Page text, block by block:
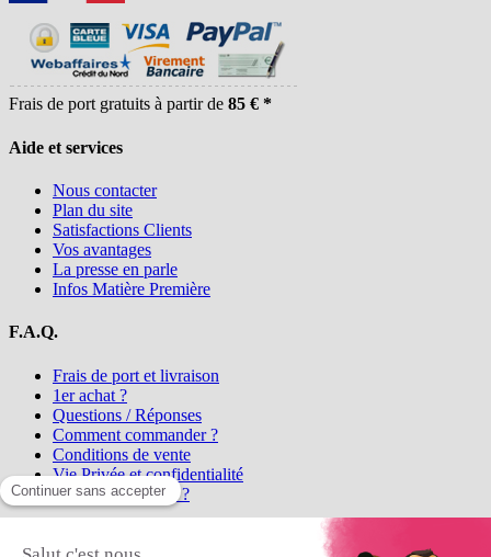
Frais de port gratuits à partir de 85 € *
Aide et services
Nous contacter
Plan du site
Satisfactions Clients
Vos avantages
La presse en parle
Infos Matière Première
F.A.Q.
Frais de port et livraison
1er achat ?
Questions / Réponses
Comment commander ?
Conditions de vente
Vie Privée et confidentialité
Qui sommes-nous ?